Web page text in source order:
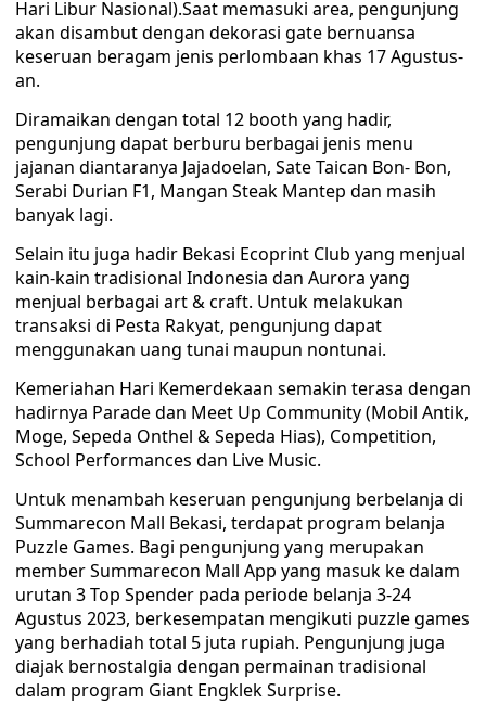
Hari Libur Nasional).Saat memasuki area, pengunjung
akan disambut dengan dekorasi gate bernuansa
keseruan beragam jenis perlombaan khas 17 Agustus-
an.
Diramaikan dengan total 12 booth yang hadir,
pengunjung dapat berburu berbagai jenis menu
jajanan diantaranya Jajadoelan, Sate Taican Bon- Bon,
Serabi Durian F1, Mangan Steak Mantep dan masih
banyak lagi.
Selain itu juga hadir Bekasi Ecoprint Club yang menjual
kain-kain tradisional Indonesia dan Aurora yang
menjual berbagai art & craft. Untuk melakukan
transaksi di Pesta Rakyat, pengunjung dapat
menggunakan uang tunai maupun nontunai.
Kemeriahan Hari Kemerdekaan semakin terasa dengan
hadirnya Parade dan Meet Up Community (Mobil Antik,
Moge, Sepeda Onthel & Sepeda Hias), Competition,
School Performances dan Live Music.
Untuk menambah keseruan pengunjung berbelanja di
Summarecon Mall Bekasi, terdapat program belanja
Puzzle Games. Bagi pengunjung yang merupakan
member Summarecon Mall App yang masuk ke dalam
urutan 3 Top Spender pada periode belanja 3-24
Agustus 2023, berkesempatan mengikuti puzzle games
yang berhadiah total 5 juta rupiah. Pengunjung juga
diajak bernostalgia dengan permainan tradisional
dalam program Giant Engklek Surprise.